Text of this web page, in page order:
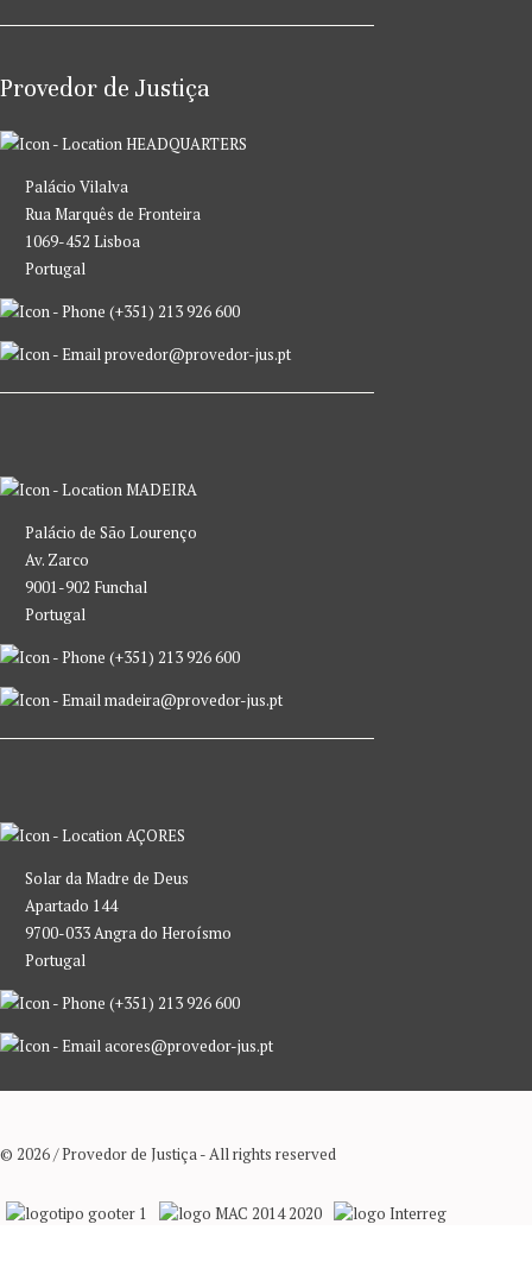
Provedor de Justiça
HEADQUARTERS
Palácio Vilalva
Rua Marquês de Fronteira
1069-452 Lisboa
Portugal
(+351) 213 926 600
provedor@provedor-jus.pt
MADEIRA
Palácio de São Lourenço
Av. Zarco
9001-902 Funchal
Portugal
(+351) 213 926 600
madeira@provedor-jus.pt
AÇORES
Solar da Madre de Deus
Apartado 144
9700-033 Angra do Heroísmo
Portugal
(+351) 213 926 600
acores@provedor-jus.pt
© 2026 / Provedor de Justiça - All rights reserved